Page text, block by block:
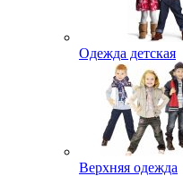
Одежда детская
Верхняя одежда